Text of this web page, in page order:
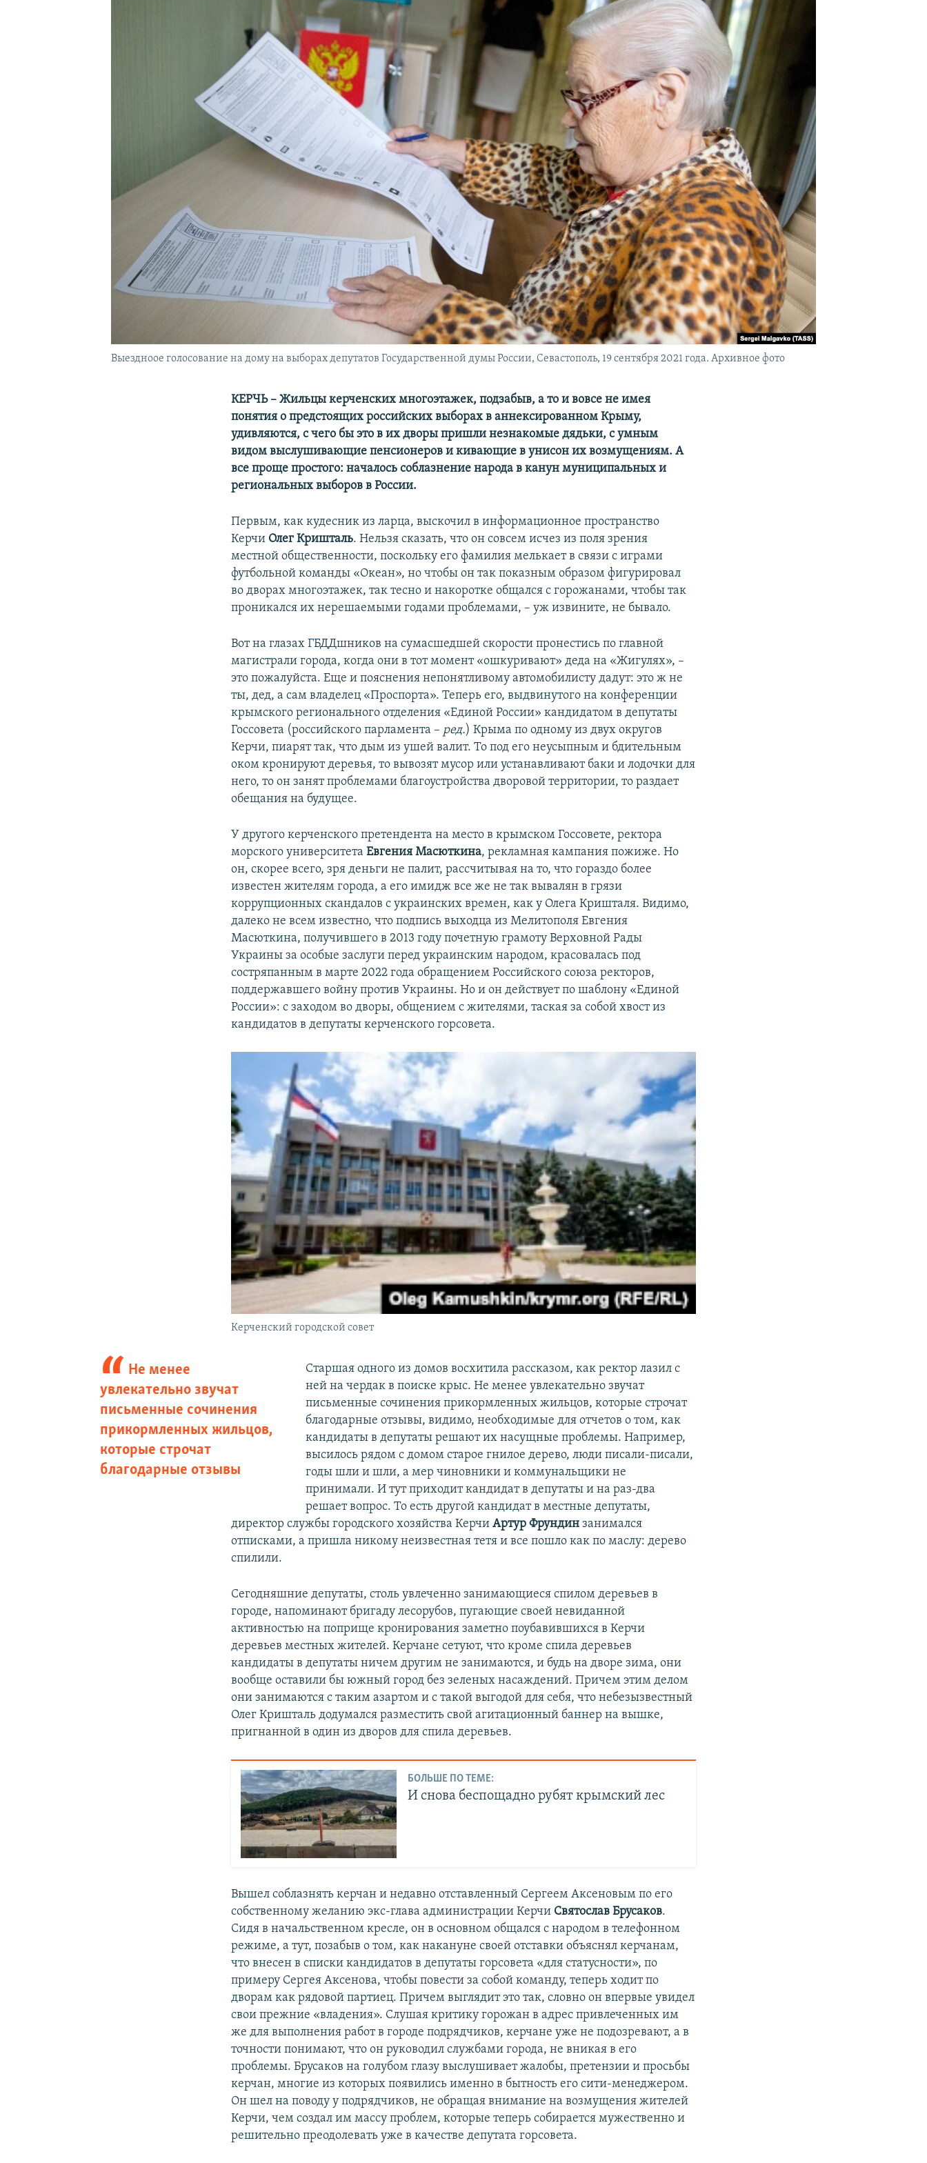
Выездноое голосование на дому на выборах депутатов Государственной думы России, Севастополь, 19 сентября 2021 года. Архивное фото
КЕРЧЬ – Жильцы керченских многоэтажек, подзабыв, а то и вовсе не имея
понятия о предстоящих российских выборах в аннексированном Крыму,
удивляются, с чего бы это в их дворы пришли незнакомые дядьки, с умным
видом выслушивающие пенсионеров и кивающие в унисон их возмущениям. А
все проще простого: началось соблазнение народа в канун муниципальных и
региональных выборов в России.
Первым, как кудесник из ларца, выскочил в информационное пространство
Керчи Олег Кришталь. Нельзя сказать, что он совсем исчез из поля зрения
местной общественности, поскольку его фамилия мелькает в связи с играми
футбольной команды «Океан», но чтобы он так показным образом фигурировал
во дворах многоэтажек, так тесно и накоротке общался с горожанами, чтобы так
проникался их нерешаемыми годами проблемами, – уж извините, не бывало.
Вот на глазах ГБДДшников на сумасшедшей скорости пронестись по главной
магистрали города, когда они в тот момент «ошкуривают» деда на «Жигулях», –
это пожалуйста. Еще и пояснения непонятливому автомобилисту дадут: это ж не
ты, дед, а сам владелец «Проспорта». Теперь его, выдвинутого на конференции
крымского регионального отделения «Единой России» кандидатом в депутаты
Госсовета (российского парламента – ред.) Крыма по одному из двух округов
Керчи, пиарят так, что дым из ушей валит. То под его неусыпным и бдительным
оком кронируют деревья, то вывозят мусор или устанавливают баки и лодочки для
него, то он занят проблемами благоустройства дворовой территории, то раздает
обещания на будущее.
У другого керченского претендента на место в крымском Госсовете, ректора
морского университетаЕвгения Масюткина, рекламная кампания пожиже. Но
он, скорее всего, зря деньги не палит, рассчитывая на то, что гораздо более
известен жителям города, а его имидж все же не так вывалян в грязи
коррупционных скандалов с украинских времен, как у Олега Кришталя. Видимо,
далеко не всем известно, что подпись выходца из Мелитополя Евгения
Масюткина, получившего в 2013 году почетную грамоту Верховной Рады
Украины за особые заслуги перед украинским народом, красовалась под
состряпанным в марте 2022 года обращением Российского союза ректоров,
поддержавшего войну против Украины. Но и он действует по шаблону «Единой
России»: с заходом во дворы, общением с жителями, таская за собой хвост из
кандидатов в депутаты керченского горсовета.
Керченский городской совет
Не менее
увлекательно звучат
письменные сочинения
прикормленных жильцов,
которые строчат
благодарные отзывы
Старшая одного из домов восхитила рассказом, как ректор лазил с
ней на чердак в поиске крыс. Не менее увлекательно звучат
письменные сочинения прикормленных жильцов, которые строчат
благодарные отзывы, видимо, необходимые для отчетов о том, как
кандидаты в депутаты решают их насущные проблемы. Например,
высилось рядом с домом старое гнилое дерево, люди писали-писали,
годы шли и шли, а мер чиновники и коммунальщики не
принимали. И тут приходит кандидат в депутаты и на раз-два
решает вопрос. То есть другой кандидат в местные депутаты,
директор службы городского хозяйства КерчиАртур Фрундин занимался
отписками, а пришла никому неизвестная тетя и все пошло как по маслу: дерево
спилили.
Сегодняшние депутаты, столь увлеченно занимающиеся спилом деревьев в
городе, напоминают бригаду лесорубов, пугающие своей невиданной
активностью на поприще кронирования заметно поубавившихся в Керчи
деревьев местных жителей. Керчане сетуют, что кроме спила деревьев
кандидаты в депутаты ничем другим не занимаются, и будь на дворе зима, они
вообще оставили бы южный город без зеленых насаждений. Причем этим делом
они занимаются с таким азартом и с такой выгодой для себя, что небезызвестный
Олег Кришталь додумался разместить свой агитационный баннер на вышке,
пригнанной в один из дворов для спила деревьев.
БОЛЬШЕ ПО ТЕМЕ:
И снова беспощадно рубят крымский лес
Вышел соблазнять керчан и недавно отставленный Сергеем Аксеновым по его
собственному желанию экс-глава администрации Керчи Святослав Брусаков.
Сидя в начальственном кресле, он в основном общался с народом в телефонном
режиме, а тут, позабыв о том, как накануне своей отставки объяснял керчанам,
что внесен в списки кандидатов в депутаты горсовета «для статусности», по
примеру Сергея Аксенова, чтобы повести за собой команду, теперь ходит по
дворам как рядовой партиец. Причем выглядит это так, словно он впервые увидел
свои прежние «владения». Слушая критику горожан в адрес привлеченных им
же для выполнения работ в городе подрядчиков, керчане уже не подозревают, а в
точности понимают, что он руководил службами города, не вникая в его
проблемы. Брусаков на голубом глазу выслушивает жалобы, претензии и просьбы
керчан, многие из которых появились именно в бытность его сити-менеджером.
Он шел на поводу у подрядчиков, не обращая внимание на возмущения жителей
Керчи, чем создал им массу проблем, которые теперь собирается мужественно и
решительно преодолевать уже в качестве депутата горсовета.